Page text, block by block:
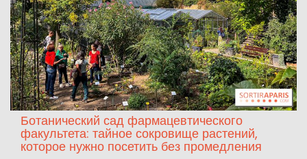
Ботанический сад фармацевтического
факультета: тайное сокровище растений,
которое нужно посетить без промедления